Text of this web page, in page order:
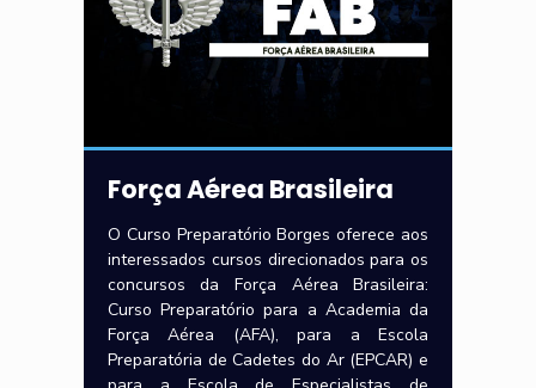
Força Aérea Brasileira
O Curso Preparatório Borges oferece aos
interessados cursos direcionados para os
concursos da Força Aérea Brasileira:
Curso Preparatório para a Academia da
Força Aérea (AFA), para a Escola
Preparatória de Cadetes do Ar (EPCAR) e